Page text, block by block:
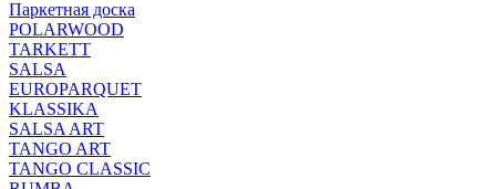
Паркетная доска
POLARWOOD
TARKETT
SALSA
EUROPARQUET
KLASSIKA
SALSA ART
TANGO ART
TANGO CLASSIC